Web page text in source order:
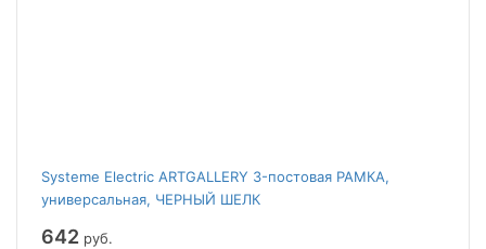
Systeme Electric ARTGALLERY 3-постовая РАМКА,
универсальная, ЧЕРНЫЙ ШЕЛК
642 руб.